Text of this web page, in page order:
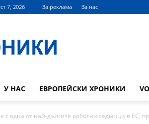
7, 2026 За реклама За нас
У НАС ЕВРОПЕЙСКИ ХРОНИКИ
с една от най-дългите работни седмици в ЕС,